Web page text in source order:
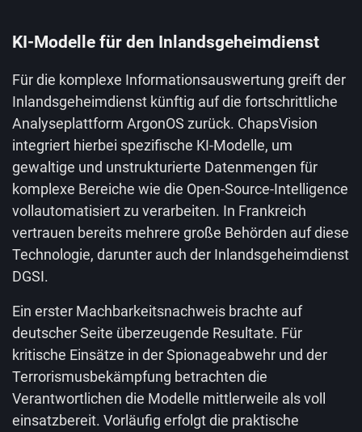
KI-Modelle für den Inlandsgeheimdienst
Für die komplexe Informationsauswertung greift der
Inlandsgeheimdienst künftig auf die fortschrittliche
Analyseplattform ArgonOS zurück. ChapsVision
integriert hierbei spezifische KI-Modelle, um
gewaltige und unstrukturierte Datenmengen für
komplexe Bereiche wie die Open-Source-Intelligence
vollautomatisiert zu verarbeiten. In Frankreich
vertrauen bereits mehrere große Behörden auf diese
Technologie, darunter auch der Inlandsgeheimdienst
DGSI.
Ein erster Machbarkeitsnachweis brachte auf
deutscher Seite überzeugende Resultate. Für
kritische Einsätze in der Spionageabwehr und der
Terrorismusbekämpfung betrachten die
Verantwortlichen die Modelle mittlerweile als voll
einsatzbereit. Vorläufig erfolgt die praktische